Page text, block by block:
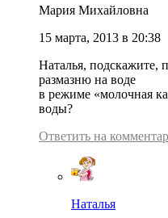
Мария Михайловна
15 марта, 2013 в 20:38
Наталья, подскажите,
размазню на воде
в режиме «молочная
воды?
Ответить на
Наталья